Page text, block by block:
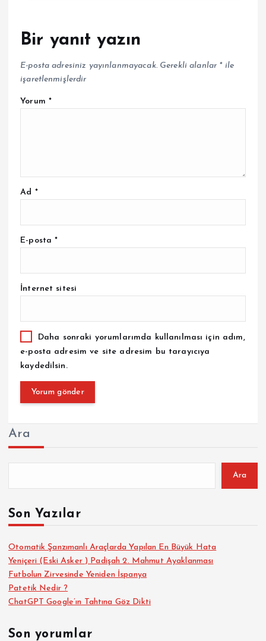
Bir yanıt yazın
E-posta adresiniz yayınlanmayacak. Gerekli alanlar *ile
işaretlenmişlerdir
Yorum *
Ad *
E-posta*
İnternet sitesi
Daha sonraki yorumlarımda kullanılması için adım,
e-posta adresim ve site adresim bu tarayıcıya
kaydedilsin.
Ara
Ara
Son Yazılar
Otomatik Şanzımanlı Araçlarda Yapılan En Büyük Hata
Yeniçeri (Eski Asker ) Padişah 2. Mahmut Ayaklanması
Futbolun Zirvesinde Yeniden İspanya
Patetik Nedir ?
ChatGPT Google’ın Tahtına Göz Dikti
Son yorumlar